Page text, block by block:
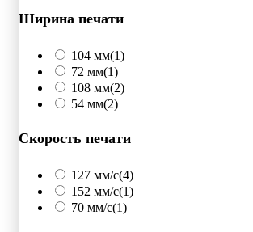
Ширина печати
104 мм(1)
72 мм(1)
108 мм(2)
54 мм(2)
Скорость печати
127 мм/с(4)
152 мм/с(1)
70 мм/с(1)